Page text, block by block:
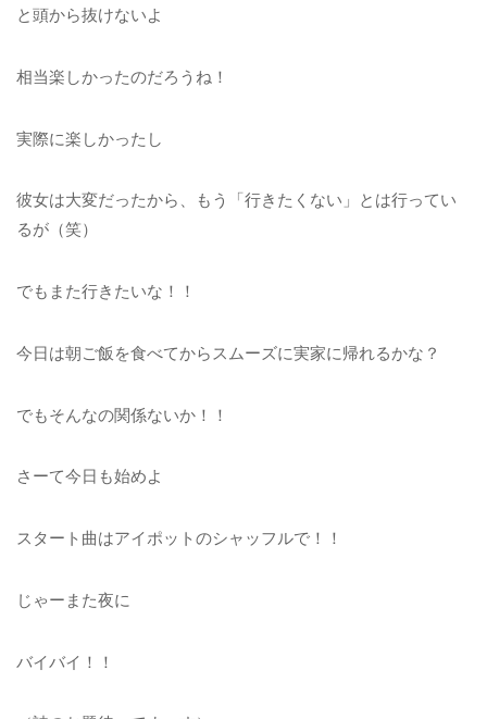
と頭から抜けないよ
相当楽しかったのだろうね！
実際に楽しかったし
彼女は大変だったから、もう「行きたくない」とは行ってい
るが（笑）
でもまた行きたいな！！
今日は朝ご飯を食べてからスムーズに実家に帰れるかな？
でもそんなの関係ないか！！
さーて今日も始めよ
スタート曲はアイポットのシャッフルで！！
じゃーまた夜に
バイバイ！！